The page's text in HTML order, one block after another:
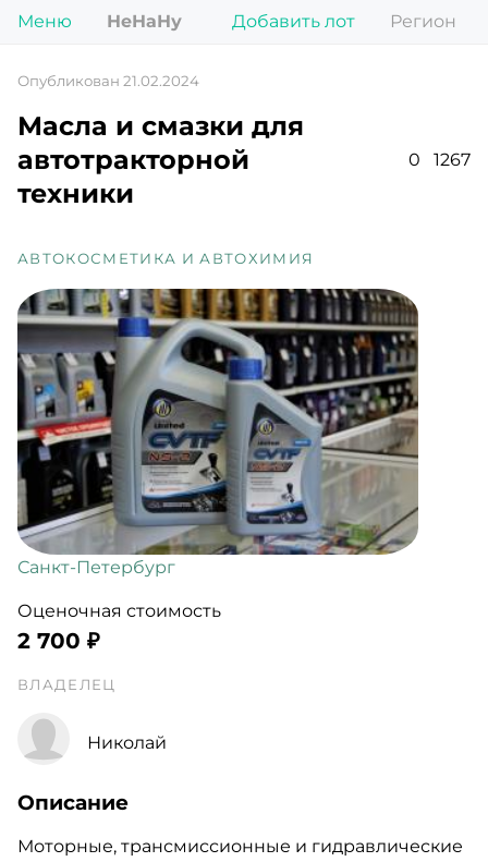
Меню НеНаНу Добавить лот Регион
Опубликован 21.02.2024
Масла и смазки для
автотракторной
техники
0 1267
АВТОКОСМЕТИКА И АВТОХИМИЯ
Санкт-Петербург
Оценочная стоимость
2 700 ₽
ВЛАДЕЛЕЦ
Николай
Описание
Моторные, трансмиссионные и гидравлические